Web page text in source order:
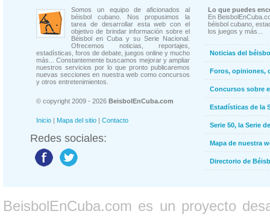
Somos un equipo de aficionados al
béisbol cubano. Nos propusimos la
tarea de desarrollar esta web con el
objetivo de brindar información sobre el
Béisbol en Cuba y su Serie Nacional.
Ofrecemos noticias, reportajes,
estadísticas, foros de debate, juegos online y mucho
más... Constantemente buscamos mejorar y ampliar
nuestros servicios por lo que pronto publicaremos
nuevas secciones en nuestra web como concursos
y otros entretenimientos.
© copyright 2009 - 2026 BeisbolEnCuba.com
Inicio | Mapa del sitio | Contacto
Redes sociales:
Lo que puedes
En
béisbol cubano,
los juegos y más...
Noticias del
Foros, opiniones,
Concursos sobre
Estadísticas de la
Serie 50, la Serie
Mapa de nuestra
Directorio de
BeisbolEnCuba.com es un proyecto